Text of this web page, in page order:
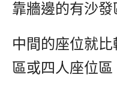
靠牆邊的有沙發
中間的座位就
區或四人座位區